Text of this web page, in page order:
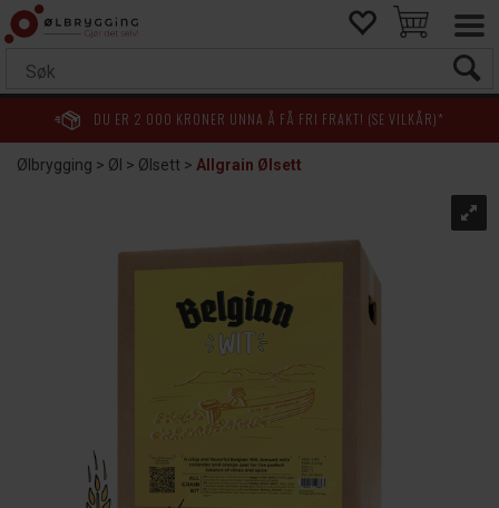
DU ER 2 000 KRONER UNNA Å FÅ FRI FRAKT! (SE VILKÅR)*
Ølbrygging>Øl >Ølsett>Allgrain Ølsett